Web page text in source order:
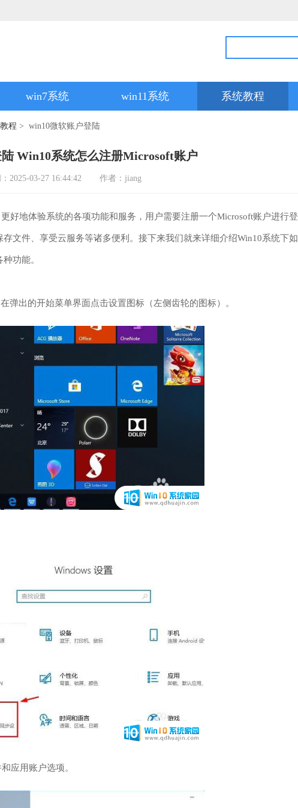
win7系统 win11系统 系统教程
程 > win10微软账户登陆
Win10系统怎么注册Microsoft账户
2025-03-27 16:44:42 作者：jiang
地体验系统的各项功能和服务，用户需要注册一个Microsoft账户进行登
文件、享受云服务等诸多便利。接下来我们就来详细介绍Win10系统下如
功能。
弹出的开始菜单界面点击设置图标（左侧齿轮的图标）。
应用账户选项。